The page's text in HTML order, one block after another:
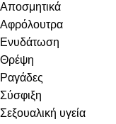
Αποσμητικά
Αφρόλουτρα
Ενυδάτωση
Θρέψη
Ραγάδες
Σύσφιξη
Σεξουαλική υγεία